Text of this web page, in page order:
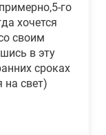
го
хочется
своим
в эту
сроках
на свет)